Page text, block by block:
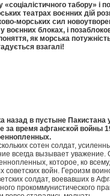
«соціалістичного табору» і
театрах воєнних дій
морських сил
воєнних блоках, і
як морська
взагалі!
назад в пустыне Пакистана
за время афганской войны
сотен солдат,
всегда вызывает
которое, ко
советских войн. Героизм
солдат, воевавших в
прокоммунистического